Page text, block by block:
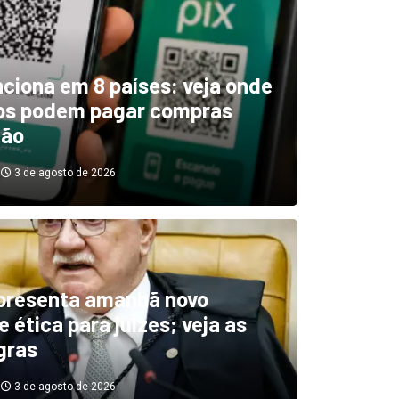
indica El Niño
diminuindo chuvas e
secas de rios
3 de agosto de 2026
em 8 países: veja onde
podem pagar compras
3 de agosto de 2026
amanhã novo
ética para juízes; veja as
3 de agosto de 2026